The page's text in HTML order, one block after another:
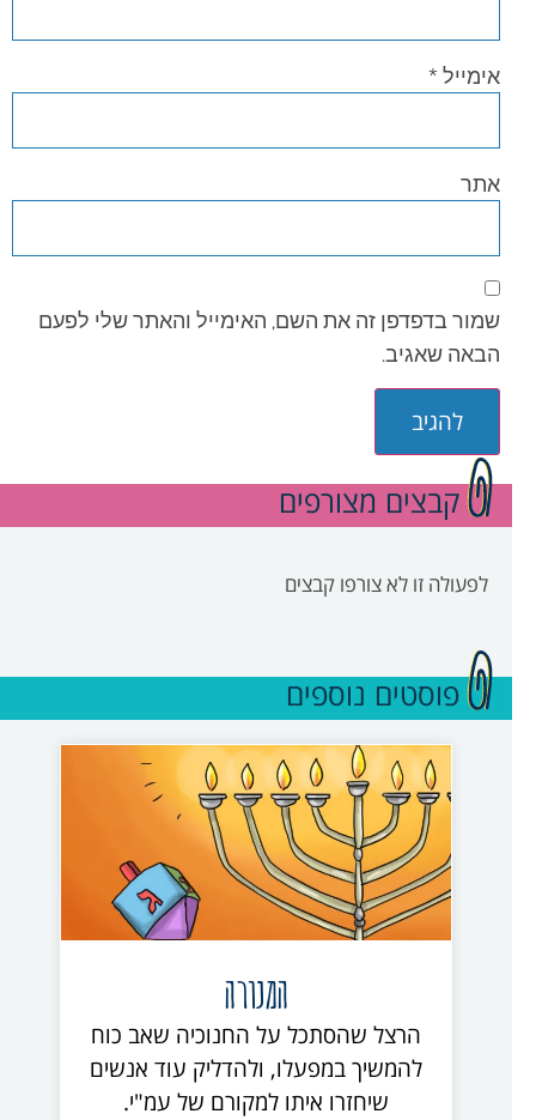
אימייל *
אתר
שמור בדפדפן זה את השם, האימייל והאתר שלי לפעם
הבאה שאגיב.
קבצים מצורפים
לפעולה זו לא צורפו קבצים
פוסטים נוספים
המנורה
הרצל שהסתכל על החנוכיה שאב כוח
להמשיך במפעלו, ולהדליק עוד אנשים
שיחזרו איתו למקורם של עמ"י.